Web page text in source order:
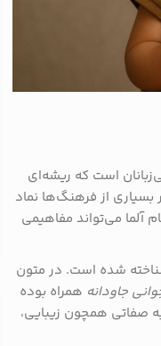
است که ریشه‌ای
از فرهنگ‌ها نماد
آلما می‌تواند مفاهیمی
شده است. در متون
جاودانه همراه بوده
به صفاتی همچون زیبایی،